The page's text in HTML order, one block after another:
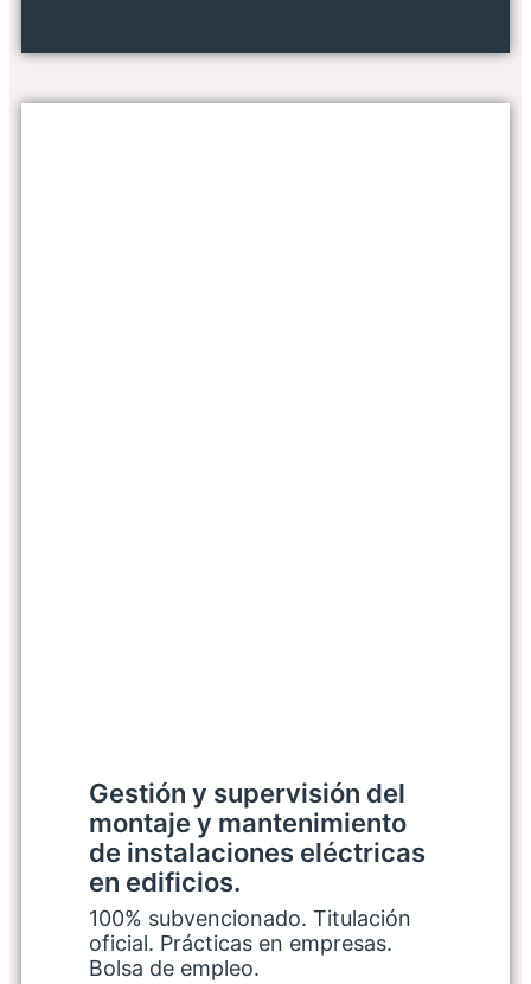
Gestión y supervisión del
montaje y mantenimiento
de instalaciones eléctricas
en edificios.
100% subvencionado. Titulación
oficial. Prácticas en empresas.
Bolsa de empleo.